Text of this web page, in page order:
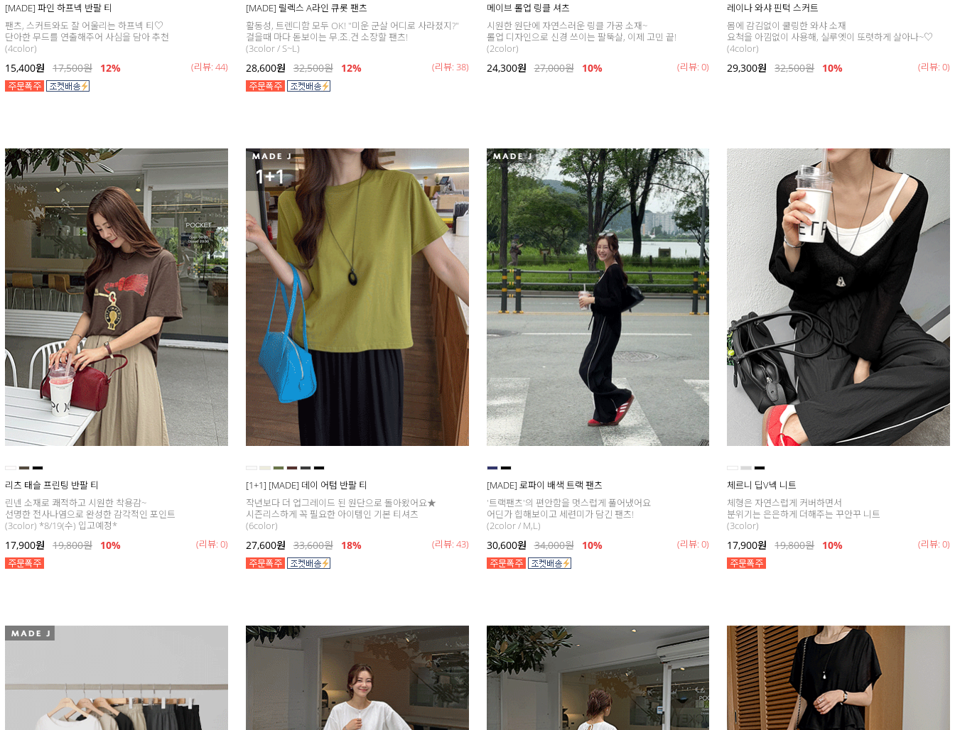
[MADE] 파인 하프넥 반팔 티
팬츠, 스커트와도 잘 어울리는 하프넥 티♡
단아한 무드를 연출해주어 사심을 담아 추천
(4color)
15,400원 17,500원 12% (리뷰: 44)
[MADE] 릴렉스 A라인 큐롯 팬츠
활동성, 트렌디함 모두 OK! "미운 군살 어디로 사라졌지?"
걸을때 마다 돋보이는 무.조.건 소장할 팬츠!
(3color / S~L)
28,600원 32,500원 12% (리뷰: 38)
메이브 롤업 링클 셔츠
시원한 원단에 자연스러운 링클 가공 소재~
롤업 디자인으로 신경 쓰이는 팔뚝살, 이제 고민 끝!
(2color)
24,300원 27,000원 10% (리뷰: 0)
레이나 와샤 핀턱 스커트
몸에 감김없이 쿨링한 와샤 소재
요척을 아낌없이 사용해, 실루엣이 또렷하게 살아나~♡
(4color)
29,300원 32,500원 10% (리뷰: 0)
리츠 태슬 프린팅 반팔 티
린넨 소재로 쾌적하고 시원한 착용감~
선명한 전사나염으로 완성한 감각적인 포인트
(3color) *8/19(수) 입고예정*
17,900원 19,800원 10% (리뷰: 0)
[1+1] [MADE] 데이 어텀 반팔 티
작년보다 더 업그레이드 된 원단으로 돌아왔어요★
시즌리스하게 꼭 필요한 아이템인 기본 티셔츠
(6color)
27,600원 33,600원 18% (리뷰: 43)
[MADE] 로파이 배색 트랙 팬츠
'트랙팬츠'의 편안함을 멋스럽게 풀어냈어요
어딘가 힙해보이고 세련미가 담긴 팬츠!
(2color / M,L)
30,600원 34,000원 10% (리뷰: 0)
체르니 딥V넥 니트
체형은 자연스럽게 커버하면서
분위기는 은은하게 더해주는 꾸안꾸 니트
(3color)
17,900원 19,800원 10% (리뷰: 0)